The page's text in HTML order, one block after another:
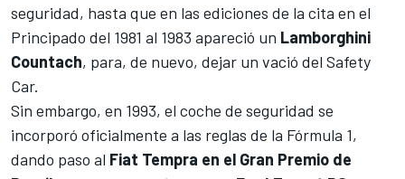
seguridad, hasta que en las ediciones de la cita en el
Principado del 1981 al 1983 apareció un Lamborghini
Countach, para, de nuevo, dejar un vació del Safety
Car.
Sin embargo, en 1993, el coche de seguridad se
incorporó oficialmente a las reglas de la Fórmula 1,
dando paso al Fiat Tempra en el Gran Premio de